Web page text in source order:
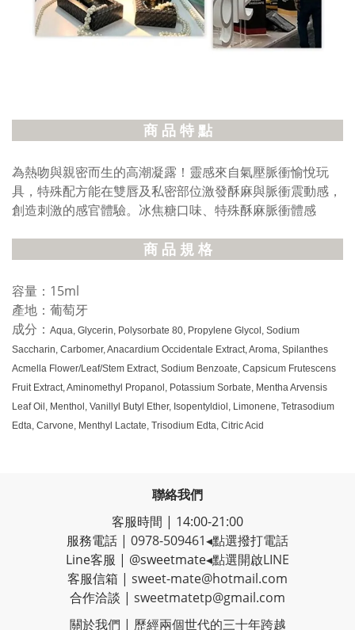
商 品 特 點
為熱吻與親密而生的高潮凝露！靈感來自氣壓脈衝愉悅玩
具，特殊配方能在雙唇及私密部位激發酥麻與脈衝震動感，
創造刺激的感官體驗。冰焦糖口味、特殊酥麻脈衝體感
商 品 規 格
容量：15ml
產地：葡萄牙
成分： Aqua, Glycerin, Polysorbate 80, Propylene Glycol, Sodium
Saccharin, Carbomer, Anacardium Occidentale Extract, Aroma, Spilanthes
Acmella Flower/Leaf/Stem Extract, Sodium Benzoate, Capsicum Frutescens
Fruit Extract, Aminomethyl Propanol, Potassium Sorbate, Mentha Arvensis
Leaf Oil, Menthol, Vanillyl Butyl Ether, Isopentyldiol, Limonene, Tetrasodium
Edta, Carvone, Menthyl Lactate, Trisodium Edta, Citric Acid
聯絡我們
客服時間 | 14:00-21:00
服務電話 | 0978-509461◂點選撥打電話
Line客服 | @sweetmate◂點選開啟LINE
客服信箱 | sweet-mate@hotmail.com
合作洽談 | sweetmatetp@gmail.com
關於我們 | 歷經兩個世代的三十年跨越